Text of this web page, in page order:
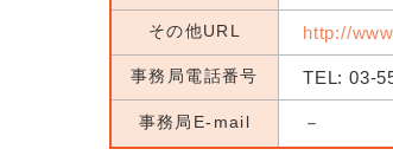
その他URL http://
事務局電話番号 TEL: 03-
事務局E-mail －